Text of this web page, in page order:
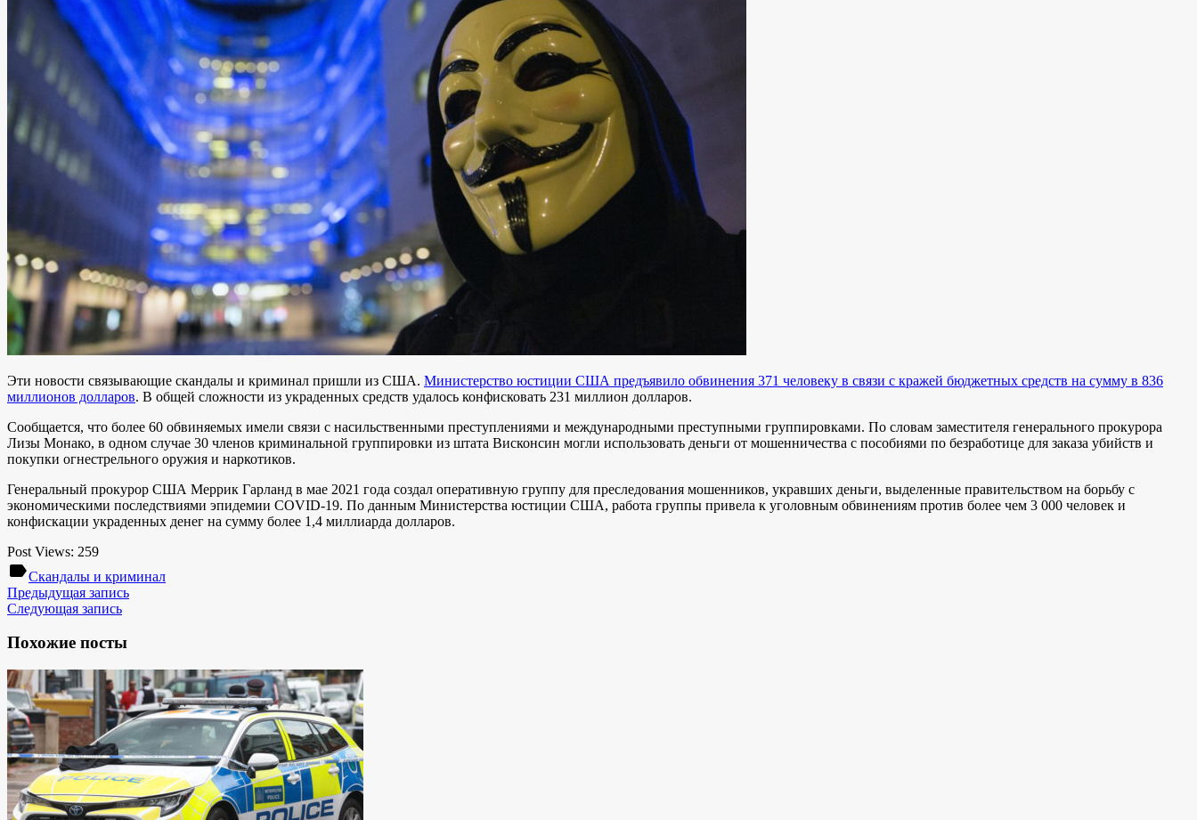
Эти новости связывающие скандалы и криминал пришли из США. Министерство юстиции США предъявило обвинения 371 человеку в связи с кражей бюджетных средств на сумму в 836
миллионов долларов. В общей сложности из украденных средств удалось конфисковать 231 миллион долларов.
Сообщается, что более 60 обвиняемых имели связи с насильственными преступлениями и международными преступными группировками. По словам заместителя генерального прокурора
Лизы Монако, в одном случае 30 членов криминальной группировки из штата Висконсин могли использовать деньги от мошенничества с пособиями по безработице для заказа убийств и
покупки огнестрельного оружия и наркотиков.
Генеральный прокурор США Меррик Гарланд в мае 2021 года создал оперативную группу для преследования мошенников, укравших деньги, выделенные правительством на борьбу с
экономическими последствиями эпидемии COVID-19. По данным Министерства юстиции США, работа группы привела к уголовным обвинениям против более чем 3 000 человек и
конфискации украденных денег на сумму более 1,4 миллиарда долларов.
Post Views: 259
labelСкандалы и криминал
Предыдущая запись
Следующая запись
Похожие посты